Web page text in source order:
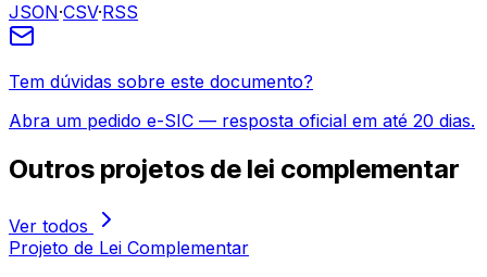
JSON·CSV·RSS
Tem dúvidas sobre este documento?
Abra um pedido e-SIC — resposta oficial em até 20 dias.
Outros projetos de lei complementar
Ver todos
Projeto de Lei Complementar